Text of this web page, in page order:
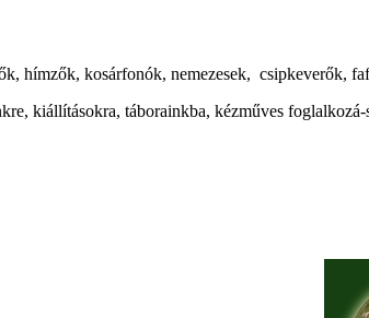
hímzők, kosárfonók, nemezesek, csipkeverők,
kiállításokra, táborainkba, kézműves foglalkozá-